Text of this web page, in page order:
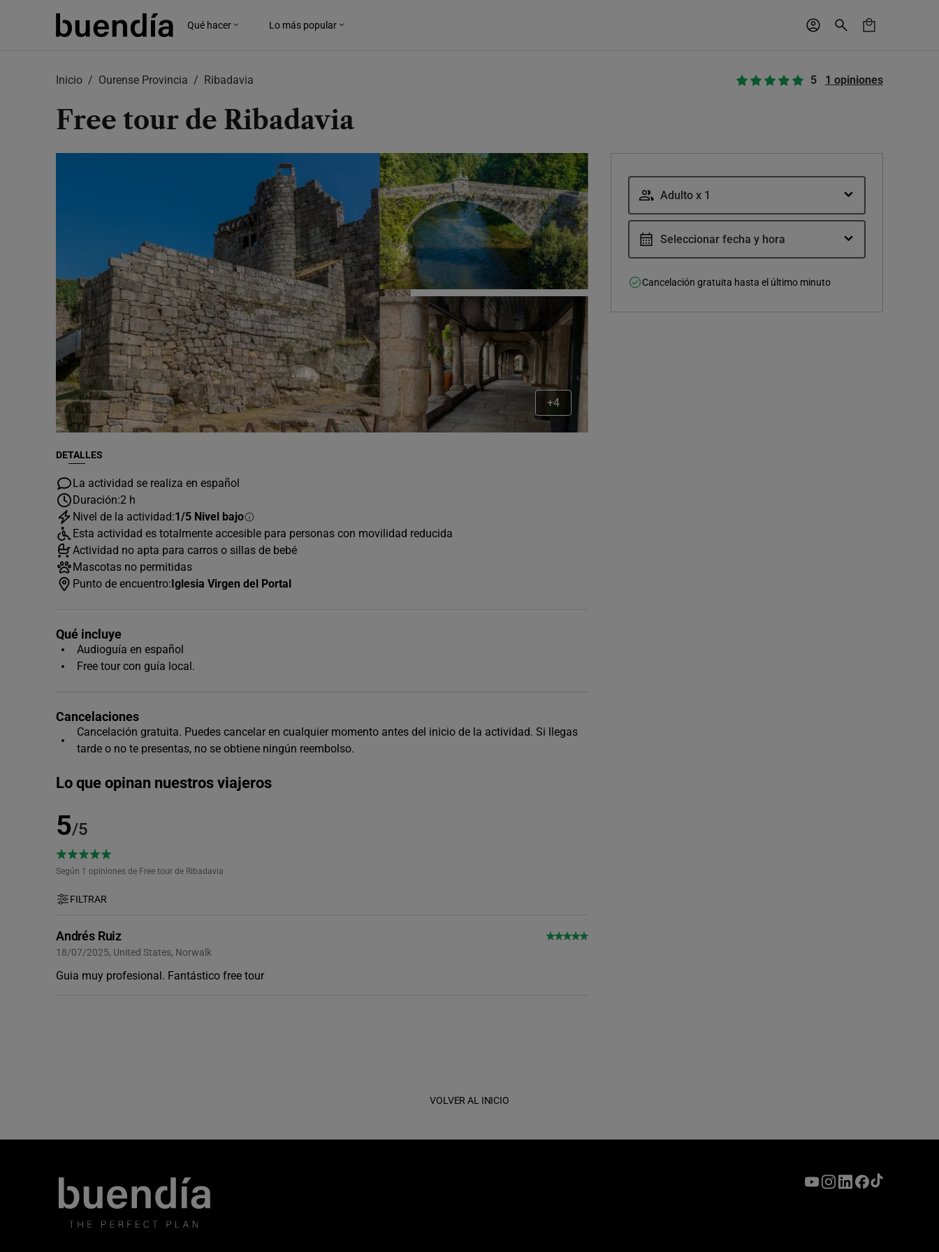
Qué hacer Lo más popular
Inicio Ourense Provincia Ribadavia
Free tour de Ribadavia
5 1 opiniones
Adulto x 1
Seleccionar fecha y hora
Cancelación gratuita hasta el último minuto
+4
DETALLES
La actividad se realiza en español
Duración:2 h
Nivel de la actividad:1/5 Nivel bajo
Esta actividad es totalmente accesible para personas con movilidad reducida
Actividad no apta para carros o sillas de bebé
Mascotas no permitidas
Punto de encuentro:Iglesia Virgen del Portal
Qué incluye
Audioguía en español
Free tour con guía local.
Cancelaciones
Cancelación gratuita. Puedes cancelar en cualquier momento antes del inicio de la actividad. Si llegas
tarde o no te presentas, no se obtiene ningún reembolso.
Lo que opinan nuestros viajeros
5/5
Según 1 opiniones de Free tour de Ribadavia
FILTRAR
Andrés Ruiz
18/07/2025, United States, Norwalk
Guia muy profesional. Fantástico free tour
VOLVER AL INICIO